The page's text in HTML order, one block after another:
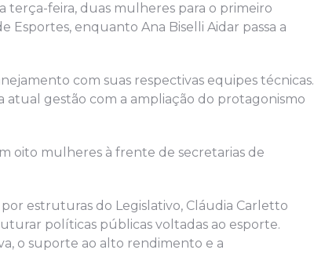
terça-feira, duas mulheres para o primeiro
Esportes, enquanto Ana Biselli Aidar passa a
com suas respectivas equipes técnicas.
gestão com a ampliação do protagonismo
oito mulheres à frente de secretarias de
estruturas do Legislativo, Cláudia Carletto
políticas públicas voltadas ao esporte.
o suporte ao alto rendimento e a